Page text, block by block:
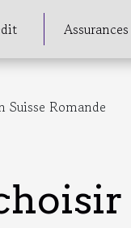
Assurances
Romande